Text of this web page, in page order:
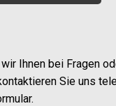
Ihnen bei Fragen
Sie uns